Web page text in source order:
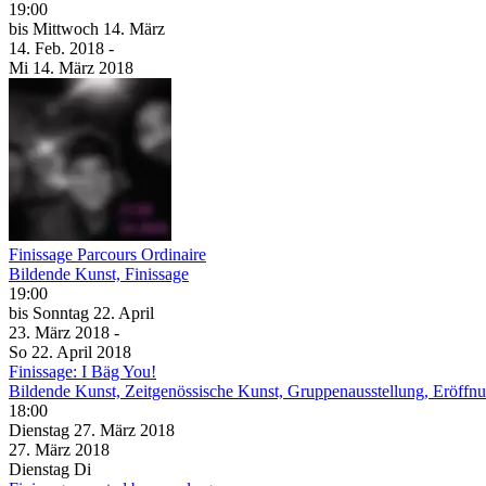
19:00
bis Mittwoch 14. März
14. Feb. 2018 -
Mi 14. März 2018
Finissage Parcours Ordinaire
Bildende Kunst, Finissage
19:00
bis Sonntag 22. April
23. März 2018 -
So 22. April 2018
Finissage: I Bäg You!
Bildende Kunst, Zeitgenössische Kunst, Gruppenausstellung,
18:00
Dienstag 27. März 2018
27. März 2018
Dienstag Di